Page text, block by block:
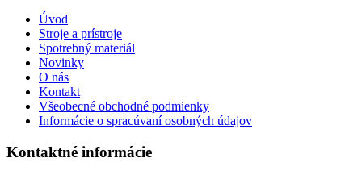
Úvod
Stroje a prístroje
Spotrebný materiál
Novinky
O nás
Kontakt
Všeobecné obchodné podmienky
Informácie o spracúvaní osobných údajov
Kontaktné informácie